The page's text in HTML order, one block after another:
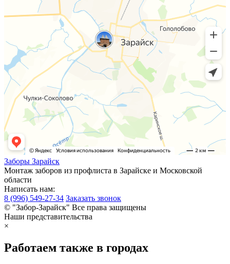
Заборы Зарайск
Монтаж заборов из профлиста в Зарайске и Московской
области
Написать нам:
8 (996) 549-27-34 Заказать звонок
© "Забор-Зарайск" Все права защищены
Наши представительства
×
Работаем также в городах